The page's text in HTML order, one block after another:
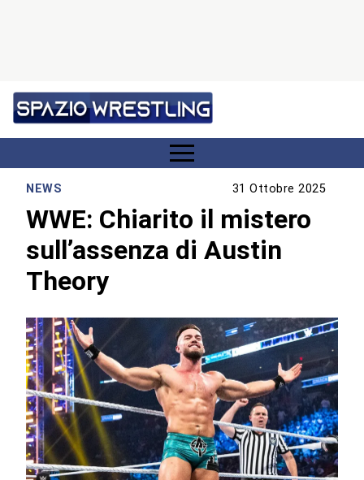
NEWS 31 Ottobre 2025
WWE: Chiarito il mistero
sull’assenza di Austin
Theory